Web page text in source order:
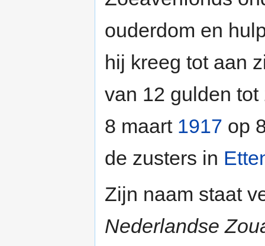
ouderdom en
hij kreeg tot aan
van 12 gulden
8 maart 1917 op
de zusters in
Zijn naam staat
Nederlandse